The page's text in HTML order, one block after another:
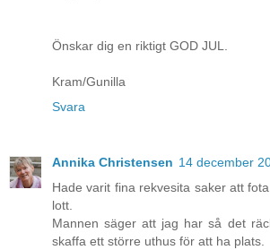
Önskar dig en riktigt GOD JUL.
Kram/Gunilla
Svara
Annika Christensen 14 december
Hade varit fina rekvesita saker att
lott.
Mannen säger att jag har så det
skaffa ett större uthus för att ha plats.